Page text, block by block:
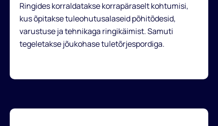
Ringides korraldatakse korrapäraselt kohtumisi,
kus õpitakse tuleohutusalaseid põhitõdesid,
varustuse ja tehnikaga ringikäimist. Samuti
tegeletakse jõukohase tuletõrjespordiga.